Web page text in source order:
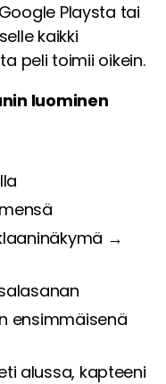
Playsta tai
kaikki
peli toimii oikein.
luominen
→
ensimmäisenä
alussa, kapteeni